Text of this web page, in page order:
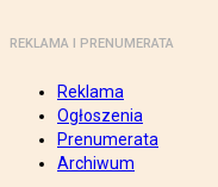
REKLAMA I PRENUMERATA
Reklama
Ogłoszenia
Prenumerata
Archiwum